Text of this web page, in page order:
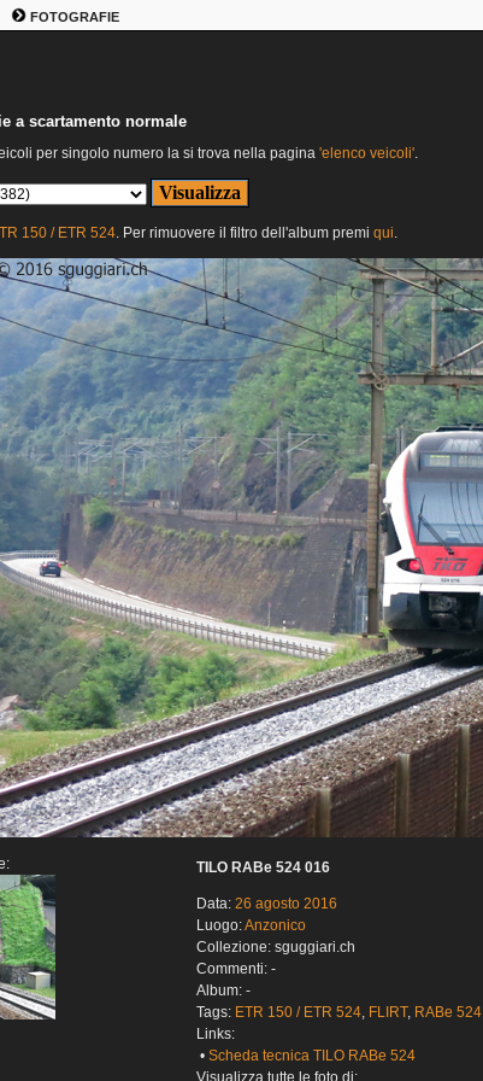
FOTOGRAFIE
a scartamento normale
per singolo numero la si trova nella pagina 'elenco veicoli'.
150 / ETR 524. Per rimuovere il filtro dell'album premi qui.
TILO RABe 524 016
Data: 26 agosto 2016
Luogo:Anzonico
Collezione: sguggiari.ch
Commenti: -
Album: -
Tags: ETR 150 / ETR 524, FLIRT, RABe 524
Links:
• Scheda tecnica TILO RABe 524